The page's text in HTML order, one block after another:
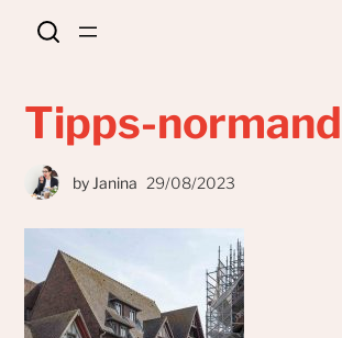
Tipps-
by Janina 29/08/2023